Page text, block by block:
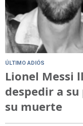
ÚLTIMO ADIÓS
Lionel Messi
despedir a su
su muerte